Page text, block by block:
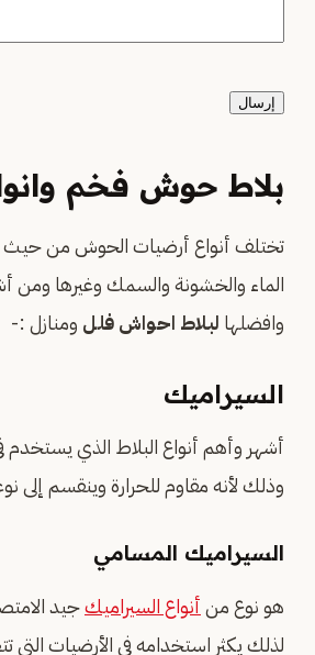
بلاط حوش فخم
تختلف أنواع أرضيات الحوش من حيث
الماء والخشونة والسمك وغيرها ومن
وافضلها لبلاط احواش فلل ومنازل :-
السيراميك
أشهر وأهم أنواع البلاط الذي يستخدم
وذلك لأنه مقاوم للحرارة وينقسم إلى
السيراميك المسامي
هو نوع منأنواع السيراميكجيد
لذلك يكثر استخدامه في الأرضيات التي